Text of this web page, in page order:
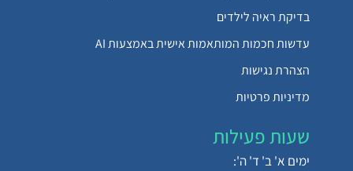
בדיקת ראיה לילדים
עדשות חכמות המותאמות אישית באמצעות AI
הצהרת נגישות
מדיניות פרטיות
שעות פעילות
ימים א' ב' ד' ה':